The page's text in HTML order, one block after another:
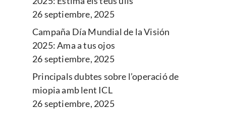
26 septiembre, 2025
Campaña Día Mundial de la Visión
2025: Ama a tus ojos
26 septiembre, 2025
Principals dubtes sobre l’operació de
miopia amb lent ICL
26 septiembre, 2025